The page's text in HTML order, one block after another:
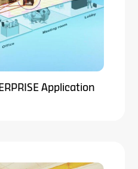
Application